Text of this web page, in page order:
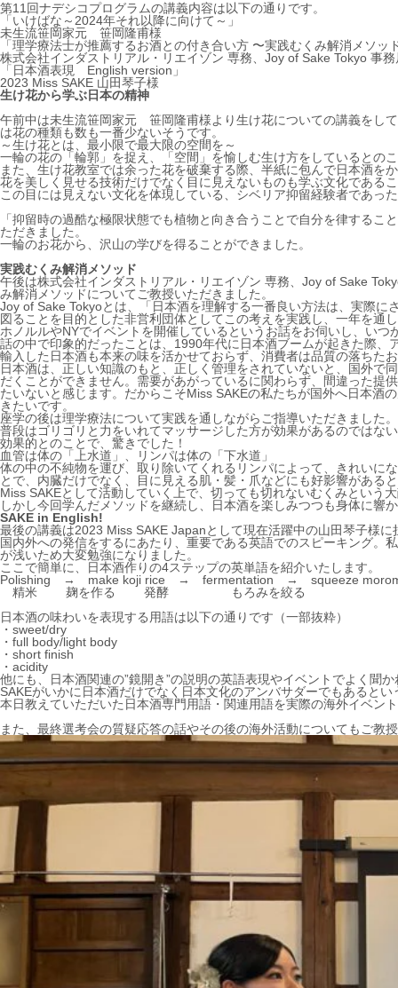
第11回ナデシコプログラムの講義内容は以下の通りです。
「 いけばな～2024年それ以降に向けて～ 」
未生流笹岡家元 笹岡隆甫様
「 理学療法士が推薦するお酒との付き合い方 〜実践むくみ解消メソッ
株式会社インダストリアル・リエイゾン 専務、Joy of Sake Tokyo 事
「日本酒表現 English version」
2023 Miss SAKE 山田琴子様
生け花から学ぶ日本の精神
午前中は未生流笹岡家元 笹岡隆甫様より生け花についての講義をし
は花の種類も数も一番少ないそうです。
～生け花とは、最小限で最大限の空間を～
一輪の花の「輪郭」を捉え、「空間」を愉しむ生け方をしているとの
また、生け花教室では余った花を破棄する際、半紙に包んで日本酒を
花を美しく見せる技術だけでなく目に見えないものも学ぶ文化である
この目には見えない文化を体現している、シベリア抑留経験者であっ
「抑留時の過酷な極限状態でも植物と向き合うことで自分を律する
ただきました。
一輪のお花から、沢山の学びを得ることができました。
実践むくみ解消メソッド
午後は株式会社インダストリアル・リエイゾン 専務、Joy of Sake
み解消メソッドについてご教授いただきました。
Joy of Sake Tokyoとは、「日本酒を理解する一番良い方法は、実際
図ることを目的とした非営利団体としてこの考えを実践し、一年を通
ホノルルやNYでイベントを開催しているというお話をお伺いし、い
話の中で印象的だったことは、1990年代に日本酒ブームが起きた際
輸入した日本酒も本来の味を活かせておらず、消費者は品質の落ちた
日本酒は、正しい知識のもと、正しく管理をされていないと、国外
だくことができません。需要があがっているに関わらず、間違った提
たいないと感じます。だからこそMiss SAKEの私たちが国外へ日本酒
きたいです。
座学の後は理学療法について実践を通しながらご指導いただきました。
普段はゴリゴリと力をいれてマッサージした方が効果があるのではな
効果的とのことで、驚きでした！
血管は体の「上水道」、リンパは体の「下水道」
体の中の不純物を運び、取り除いてくれるリンパによって、きれいに
とで、内臓だけでなく、目に見える肌・髪・爪などにも好影響がある
Miss SAKEとして活動していく上で、切っても切れないむくみという
しかし今回学んだメソッドを継続し、日本酒を楽しみつつも身体に響
SAKE in English!
最後の講義は2023 Miss SAKE Japanとして現在活躍中の山田琴子様に
国内外への発信をするにあたり、重要である英語でのスピーキング
が浅いため大変勉強になりました。
ここで簡単に、日本酒作りの4ステップの英単語を紹介いたします。
Polishing → make koji rice → fermentation → squeeze
精米
麹を作る
発酵 もろみを絞る
日本酒の味わいを表現する用語は以下の通りです（一部抜粋）
・sweet/dry
・full body/light body
・short finish
・acidity
他にも、日本酒関連の”鏡開き”の説明の英語表現やイベントでよく聞
SAKEがいかに日本酒だけでなく日本文化のアンバサダーでもあると
本日教えていただいた日本酒専門用語・関連用語を実際の海外イベン
また、最終選考会の質疑応答の話やその後の海外活動についてもご教